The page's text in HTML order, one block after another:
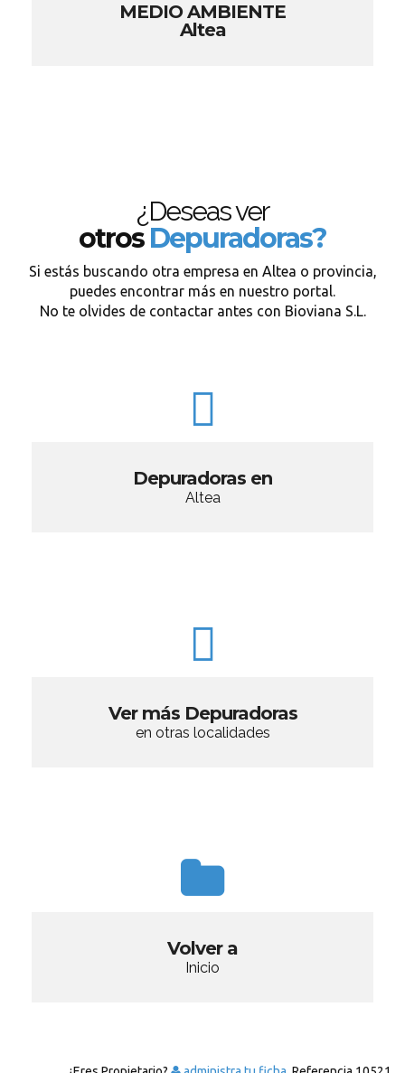
MEDIO AMBIENTE
Altea
¿Deseas ver
otrosDepuradoras?
Si estás buscando otra empresa en Altea o provincia,
puedes encontrar más en nuestro portal.
No te olvides de contactar antes con Bioviana S.L.
Depuradoras en
Altea
Ver más Depuradoras
en otras localidades
Volver a
Inicio